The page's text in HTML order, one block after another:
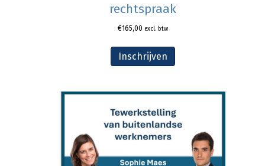
rechtspraak
€165,00 excl. btw
Inschrijven